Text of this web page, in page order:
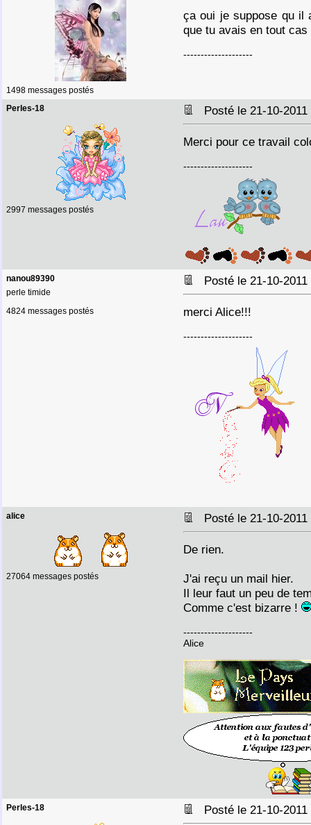
1498 messages postés
ça oui je suppose qu il
que tu avais en tout
--------------------
Perles-18
2997 messages postés
Posté le 21-10-
Merci pour ce travail
--------------------
nanou89390
perle timide
4824 messages postés
Posté le 21-10-
merci Alice!!!
--------------------
alice
27064 messages postés
Posté le 21-10-
De rien.
J'ai reçu un mail hier.
Il leur faut un peu de
Comme c'est bizarre !
--------------------
Alice
Perles-18 Posté le 21-10-